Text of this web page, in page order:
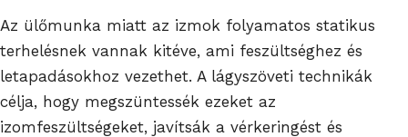
Az ülőmunka miatt az izmok folyamatos statikus
terhelésnek vannak kitéve, ami feszültséghez és
letapadásokhoz vezethet. A lágyszöveti technikák
célja, hogy megszüntessék ezeket az
izomfeszültségeket, javítsák a vérkeringést és